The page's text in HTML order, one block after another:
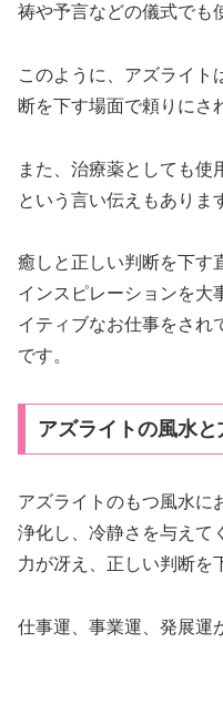
祷や予言などの儀式でも
このように、アズライト
断を下す場面で頼りにさ
また、治療薬としても使
という言い伝えもありま
癒しと正しい判断を下す
インスピレーションを大
イティブなお仕事をされ
です。
アズライトの風水と
アズライトのもつ風水に
浄化し、冷静さを与えて
力が冴え、正しい判断を
仕事運、事業運、発展運